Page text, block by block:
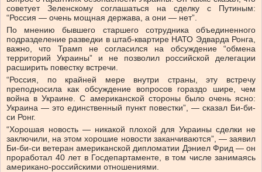
советует Зеленскому соглашаться на сделку с Путиным:
“Россия — очень мощная держава, а они — нет”.
По мнению бывшего старшего сотрудника объединенного
подразделение разведки в штаб-квартире НАТО Эдварда Ронга,
важно, что Трамп не согласился на обсуждение “обмена
территорий Украины” и не позволил российской делегации
расширить повестку встречи.
“Россия, по крайней мере внутри страны, эту встречу
преподносила как обсуждение вопросов гораздо шире, чем
война в Украине. С американской стороны было очень ясно:
Украина — это единственный пункт повестки”, — сказал Би-би-
си Ронг.
“Хорошая новость — никакой плохой для Украины сделки не
заключили, на этом хорошие новости заканчиваются”, — заявил
Би-би-си ветеран американской дипломатии Дэниел Фрид — он
проработал 40 лет в Госдепартаменте, в том числе занимаясь
американо-российскими отношениями.